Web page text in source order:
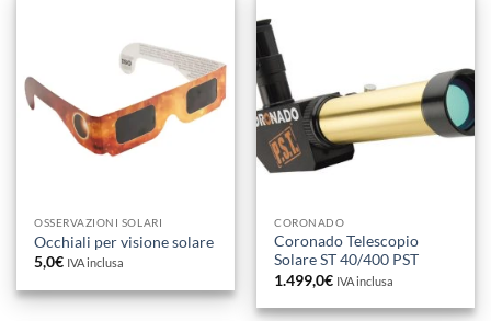
OSSERVAZIONI SOLARI
Occhiali per visione solare
5,0€ IVA inclusa
CORONADO
Coronado Telescopio
Solare ST 40/400 PST
1.499,0€ IVA inclusa